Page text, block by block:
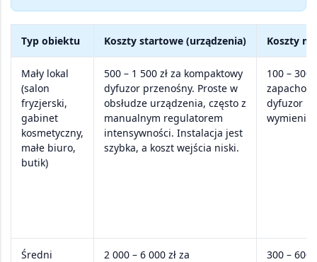
Typ obiektu Koszty startowe (urządzenia) Koszty
Mały lokal
(salon
fryzjerski,
gabinet
kosmetyczny,
małe biuro,
butik)
500 – 1 500 zł za kompaktowy
dyfuzor przenośny. Proste w
obsłudze urządzenia, często z
manualnym regulatorem
intensywności. Instalacja jest
szybka, a koszt wejścia niski.
100 – 300
dyfuzor
wymienia
Średni
2 000 – 6 000 zł za
300 – 600